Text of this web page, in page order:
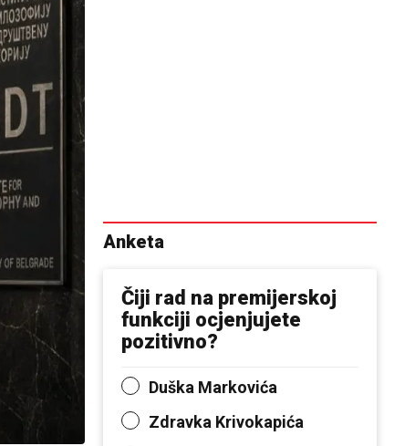
Anketa
Čiji rad na premijerskoj
funkciji ocjenjujete
pozitivno?
Duška Markovića
Zdravka Krivokapića